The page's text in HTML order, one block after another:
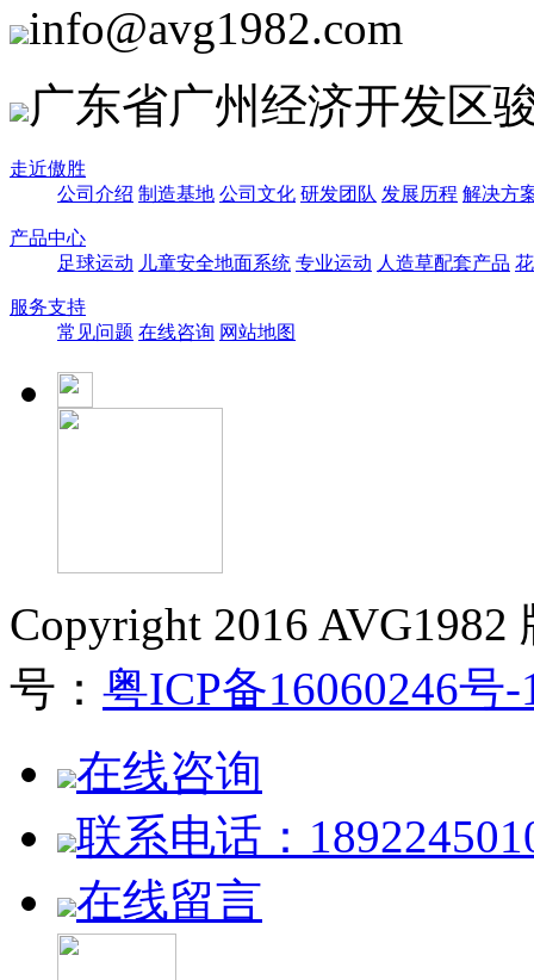
info@avg1982.com
广东省广州经济开发区
走近傲胜
公司介绍 制造基地 公司文化 研发团队 发展历程 解决方
产品中心
足球运动 儿童安全地面系统 专业运动 人造草配套产品
服务支持
常见问题 在线咨询 网站地图
Copyright 2016
号： 粤ICP备16060246号-
在线咨询
联系电话：
在线留言